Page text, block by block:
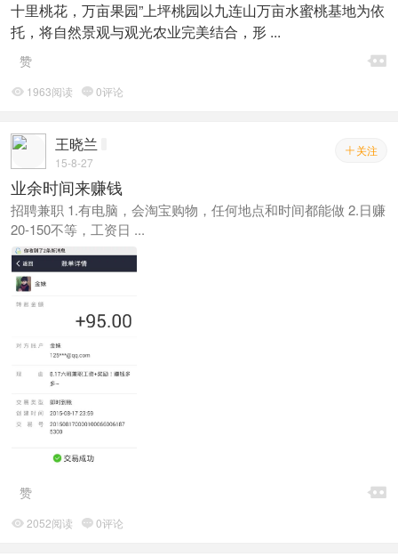
十里桃花，万亩果园”上坪桃园以九连山万亩水蜜桃基地为依
托，将自然景观与观光农业完美结合，形 ...

赞
 1963阅读 0评论
 关注
王晓兰
15-8-27
业余时间来赚钱
招聘兼职 1.有电脑，会淘宝购物，任何地点和时间都能做 2.日赚
20-150不等，工资日 ...

赞
 2052阅读 0评论